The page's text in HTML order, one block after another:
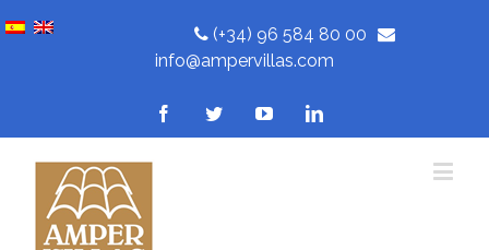
(+34) 96 584 80 00
info@ampervillas.com